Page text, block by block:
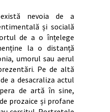
nevoia de a
și socială
de a o înțelege
la o distanță
umorul sau aerul
Pe de altă
a desacraliza actul
de artă în sine,
prozaice și profane